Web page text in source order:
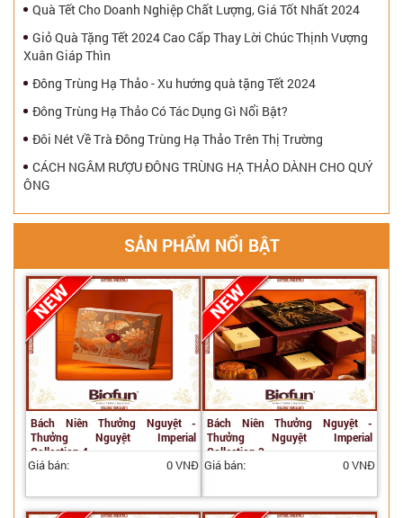
Quà Tết Cho Doanh Nghiệp Chất Lượng, Giá Tốt Nhất 2024
Giỏ Quà Tặng Tết 2024 Cao Cấp Thay Lời Chúc Thịnh Vượng
Xuân Giáp Thìn
Đông Trùng Hạ Thảo - Xu hướng quà tặng Tết 2024
Đông Trùng Hạ Thảo Có Tác Dụng Gì Nổi Bật?
Đôi Nét Về Trà Đông Trùng Hạ Thảo Trên Thị Trường
CÁCH NGÂM RƯỢU ĐÔNG TRÙNG HẠ THẢO DÀNH CHO QUÝ
ÔNG
SẢN PHẨM NỔI BẬT
Bách Niên Thưởng Nguyệt -
Thưởng Nguyệt Imperial
Collection 4
Giá bán: 0 VNĐ
Bách Niên Thưởng Nguyệt -
Thưởng Nguyệt Imperial
Collection 3
Giá bán: 0 VNĐ